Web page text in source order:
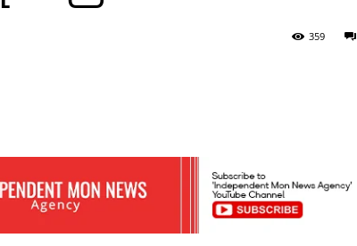
ရေးမြို့တွင် ကျင်းပပြုလုပ်မည် 359